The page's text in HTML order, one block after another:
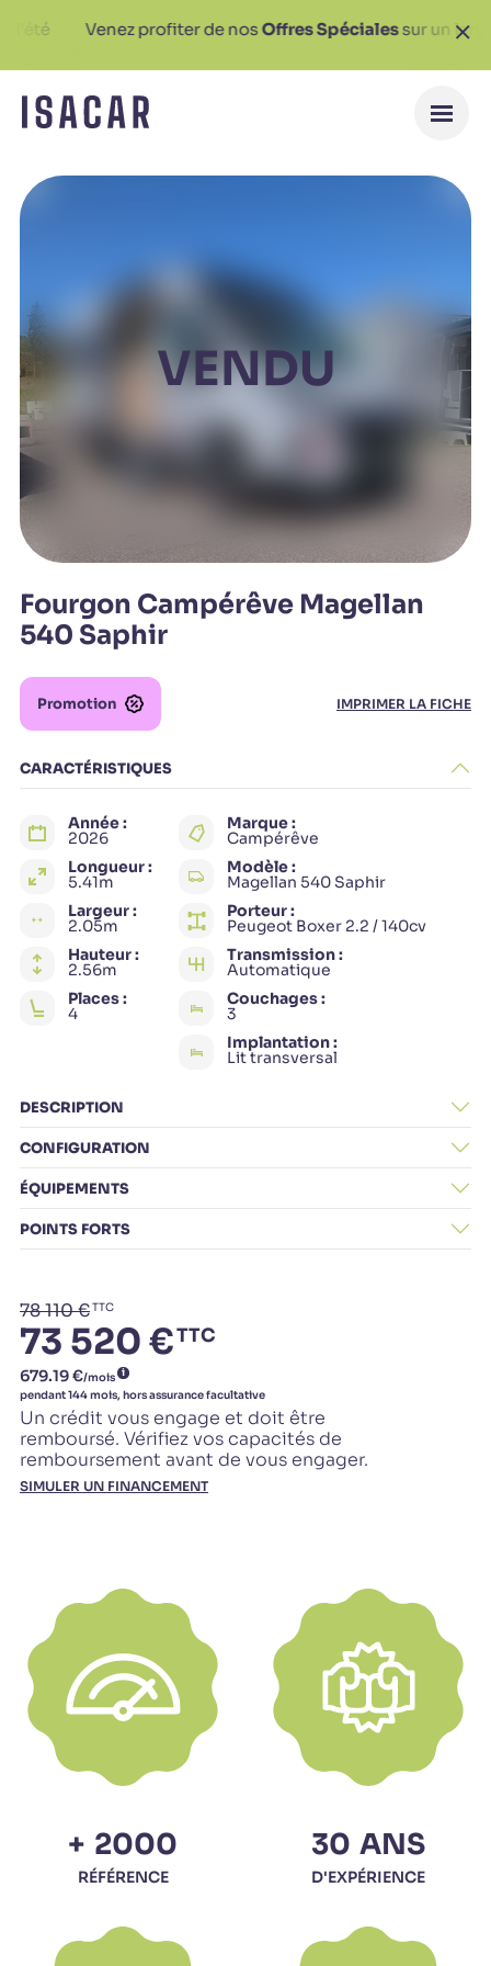
Venez profiter de nosOffres Spécialessur un large
VENDU
Fourgon Campérêve Magellan
540 Saphir
Promotion IMPRIMER LA FICHE
CARACTÉRISTIQUES
Année :
2026
Longueur :
5.41m
Largeur :
2.05m
Hauteur :
2.56m
Places :
4
Marque :
Campérêve
Modèle :
Magellan 540 Saphir
Porteur :
Peugeot Boxer 2.2 / 140cv
Transmission :
Automatique
Couchages :
3
Implantation :
Lit transversal
DESCRIPTION
CONFIGURATION
ÉQUIPEMENTS
POINTS FORTS
78 110 €TTC
73 520 €TTC
Un crédit vous engage et doit être
remboursé. Vérifiez vos capacités de
remboursement avant de vous engager.
SIMULER UN FINANCEMENT
+ 2000
RÉFÉRENCE
30 ANS
D'EXPÉRIENCE